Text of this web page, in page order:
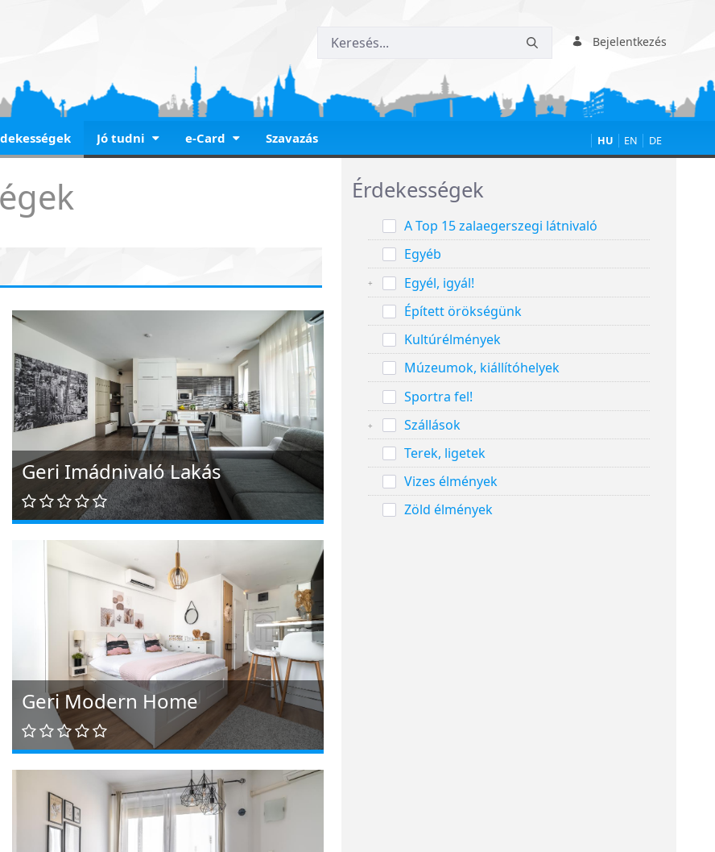
Bejelentkezés
Jó tudni e-Card Szavazás HU EN DE
Geri Imádnivaló Lakás
Geri Modern Home
Érdekességek
A Top 15 zalaegerszegi látnivaló
Egyéb
Egyél, igyál!
Épített örökségünk
Kultúrélmények
Múzeumok, kiállítóhelyek
Sportra fel!
Szállások
Terek, ligetek
Vizes élmények
Zöld élmények